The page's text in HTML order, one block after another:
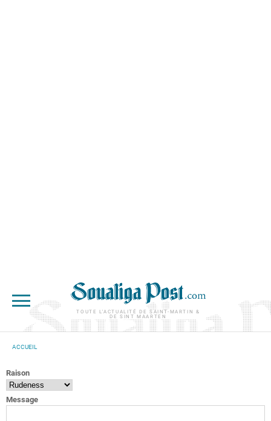
TOUTE L'ACTUALITÉ DE SAINT-MARTIN &
DE SINT MAARTEN
ACCUEIL
Raison
Message